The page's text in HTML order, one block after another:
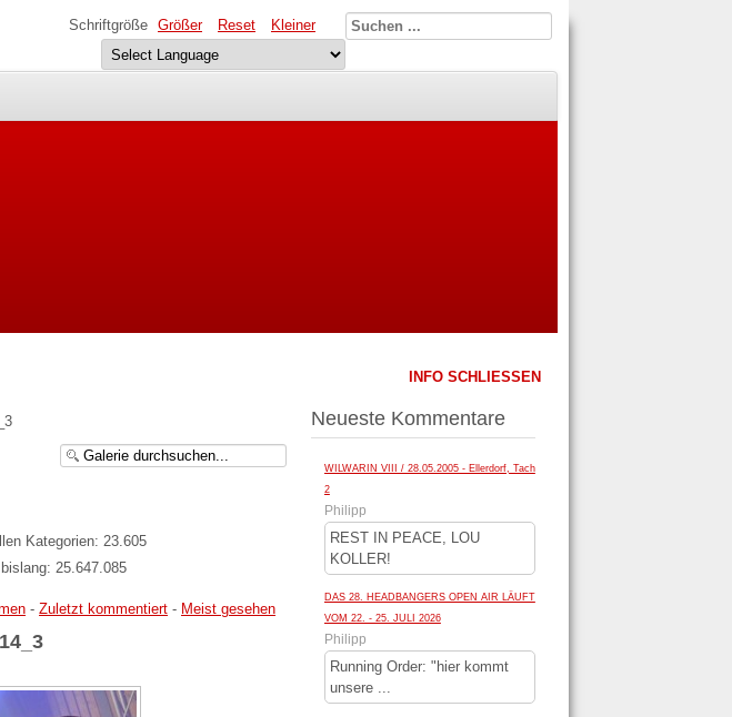
Schriftgröße Größer Reset Kleiner
Kategorien: 23.605
25.647.085
-Zuletzt kommentiert - Meist gesehen
INFO SCHLIESSEN
Neueste Kommentare
WILWARIN VIII / 28.05.2005 - Ellerdorf, Tach
2
Philipp
REST IN PEACE, LOU
KOLLER!
DAS 28. HEADBANGERS OPEN AIR LÄUFT
VOM 22. - 25. JULI 2026
Philipp
Running Order: "hier kommt
unsere ...